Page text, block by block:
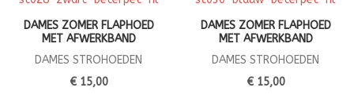
DAMES ZOMER FLAPHOED
MET AFWERKBAND
DAMES STROHOEDEN
€ 15,00
DAMES ZOMER FLAPHOED
MET AFWERKBAND
DAMES STROHOEDEN
€ 15,00